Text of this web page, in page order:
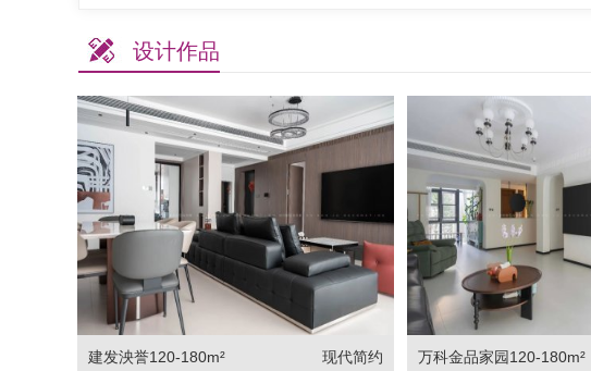
设计作品
建发泱誉120-180m² 现代简约 万科金品家园120-180m²